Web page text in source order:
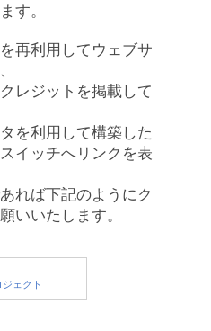
す。
再利用してウェブサ
レジットを掲載して
を利用して構築した
イッチへリンクを表
れば下記のようにク
いいたします。